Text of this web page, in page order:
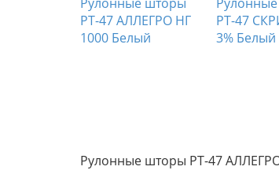
РТ-47 АЛЛЕГРО НГ
1000 Белый
РТ-47
3% Белый
Рулонные шторы РТ-47